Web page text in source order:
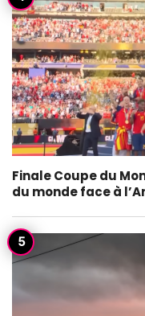
Finale Coupe du
du monde face à